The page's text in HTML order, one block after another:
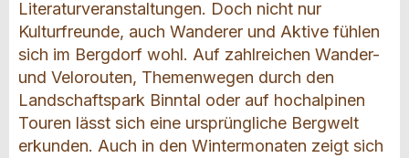
Literaturveranstaltungen. Doch nicht nur
Kulturfreunde, auch Wanderer und Aktive fühlen
sich im Bergdorf wohl. Auf zahlreichen Wander-
und Velorouten, Themenwegen durch den
Landschaftspark Binntal oder auf hochalpinen
Touren lässt sich eine ursprüngliche Bergwelt
erkunden. Auch in den Wintermonaten zeigt sich